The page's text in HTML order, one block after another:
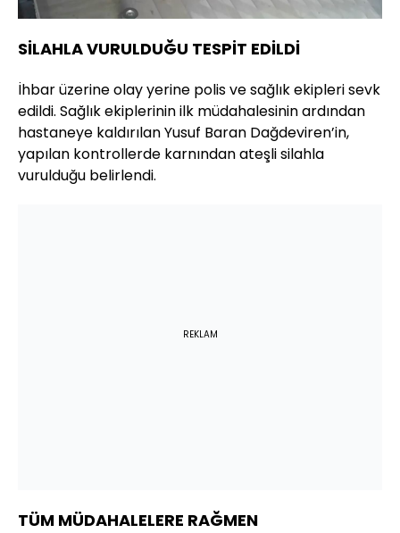
SİLAHLA VURULDUĞU TESPİT EDİLDİ
İhbar üzerine olay yerine polis ve sağlık ekipleri sevk
edildi. Sağlık ekiplerinin ilk müdahalesinin ardından
hastaneye kaldırılan Yusuf Baran Dağdeviren’in,
yapılan kontrollerde karnından ateşli silahla
vurulduğu belirlendi.
REKLAM
TÜM MÜDAHALELERE RAĞMEN